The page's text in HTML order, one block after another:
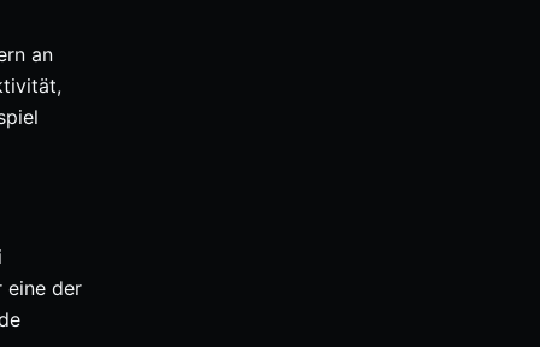
an
eine der